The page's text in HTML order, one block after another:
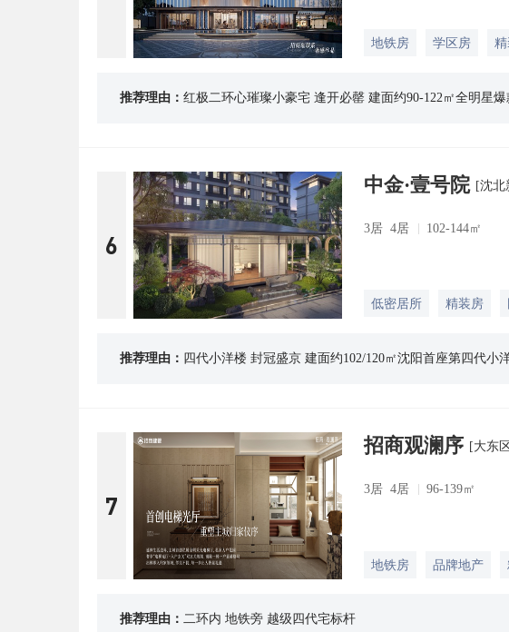
地铁房 学区房
推荐理由： 红极二环心璀璨小豪宅 逢开必罄 建面约90-122㎡全明星
6
中金·壹号院 [沈北
3居 4居 102-144㎡
低密居所 精装房
推荐理由： 四代小洋楼 封冠盛京 建面约102/120㎡沈阳首座第四代小
7
招商观澜序 [大东
3居 4居 96-139㎡
地铁房 品牌地产
推荐理由： 二环内 地铁旁 越级四代宅标杆